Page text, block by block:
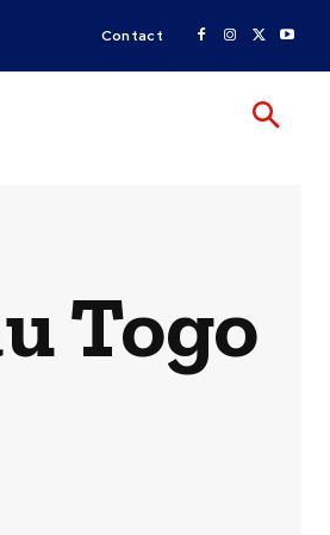
Contact
Togo